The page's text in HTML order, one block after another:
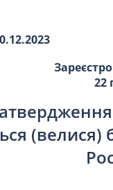
22
(велися)